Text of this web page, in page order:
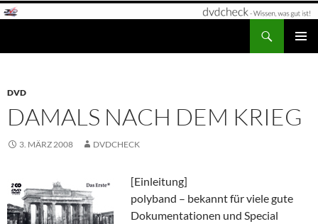
Zum
DVD
DAMALS NACH DEM KRIEG
3. MÄRZ 2008 DVDCHECK
[Einleitung]
polyband – bekannt für viele gute
Dokumentationen und Special